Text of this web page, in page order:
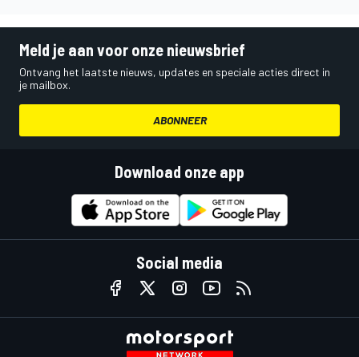
Meld je aan voor onze nieuwsbrief
Ontvang het laatste nieuws, updates en speciale acties direct in
je mailbox.
ABONNEER
Download onze app
Social media